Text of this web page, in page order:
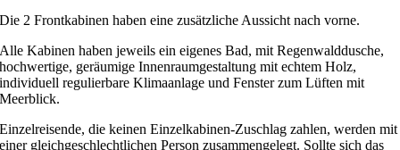
Die 2 Frontkabinen haben eine zusätzliche Aussicht nach vorne.
Alle Kabinen haben jeweils ein eigenes Bad, mit Regenwalddusche,
hochwertige, geräumige Innenraumgestaltung mit echtem Holz,
individuell regulierbare Klimaanlage und Fenster zum Lüften mit
Meerblick.
Einzelreisende, die keinen Einzelkabinen-Zuschlag zahlen, werden mit
einer gleichgeschlechtlichen Person zusammengelegt. Sollte sich das